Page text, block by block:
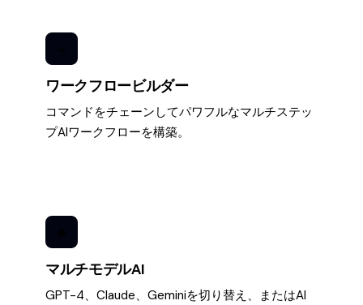
ワークフロービルダー
コマンドをチェーンしてパワフルなマルチステッ
プAIワークフローを構築。
マルチモデルAI
GPT-4、Claude、Geminiを切り替え、またはAI